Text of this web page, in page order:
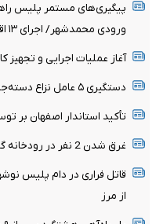
پیگیری‌های مستمر پلیس
ورودی محمدشهر/ اجرای ۱۳ اقدام ترافیکی در دو سال گذشته
آغاز عملیات اجرایی و تجهیز
دستگیری ۵ عامل نزاع دسته‌جمعی در پیاده‌راه سلامت شیراز
تأکید استاندار اصفهان بر
غرق شدن 2 نفر در رودخانه گاماسیاب شهرستان هرسین
قاتل فراری در دام پلیس
از مرز